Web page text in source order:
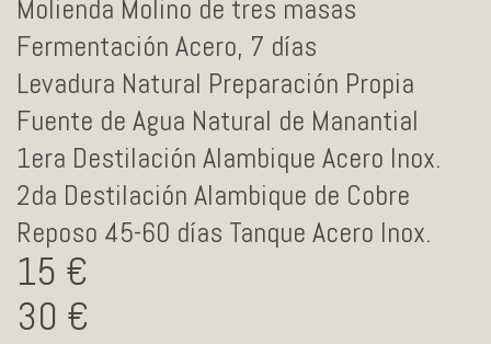
Molienda Molino de tres masas
Fermentación Acero, 7 días
Levadura Natural Preparación Propia
Fuente de Agua Natural de Manantial
1era Destilación Alambique Acero Inox.
2da Destilación Alambique de Cobre
Reposo 45-60 días Tanque Acero Inox.
15
30